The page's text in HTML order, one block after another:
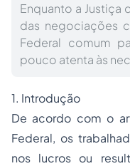
Enquanto a Justiça
das negociações
Federal comum
pouco atenta às
1. Introdução
De acordo com o
Federal, os
nos lucros ou